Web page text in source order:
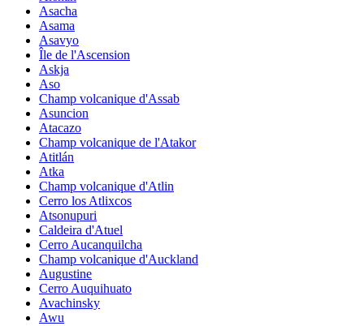
Asacha
Asama
Asavyo
Île de l'Ascension
Askja
Aso
Champ volcanique d'Assab
Asuncion
Atacazo
Champ volcanique de l'Atakor
Atitlán
Atka
Champ volcanique d'Atlin
Cerro los Atlixcos
Atsonupuri
Caldeira d'Atuel
Cerro Aucanquilcha
Champ volcanique d'Auckland
Augustine
Cerro Auquihuato
Avachinsky
Awu